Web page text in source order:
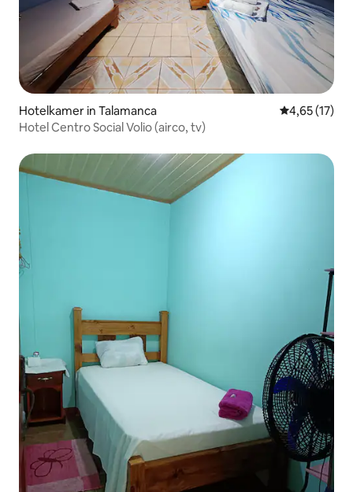
Hotelkamer in Talamanca Gemiddelde
4,65 (17)
Hotel Centro Social Volio (airco, tv)